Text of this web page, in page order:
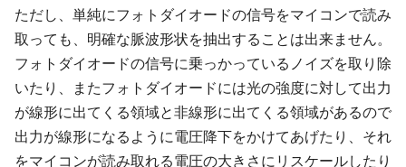
ただし、単純にフォトダイオードの信号をマイコンで読み
取っても、明確な脈波形状を抽出することは出来ません。
フォトダイオードの信号に乗っかっているノイズを取り除
いたり、またフォトダイオードには光の強度に対して出力
が線形に出てくる領域と非線形に出てくる領域があるので
出力が線形になるように電圧降下をかけてあげたり、それ
をマイコンが読み取れる電圧の大きさにリスケールしたり